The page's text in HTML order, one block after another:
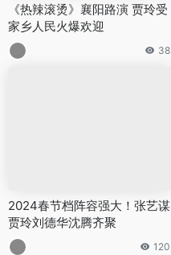
《热辣滚烫》襄阳路演 贾玲受
家乡人民火爆欢迎
38
2024春节档阵容强大！张艺谋
贾玲刘德华沈腾齐聚
120